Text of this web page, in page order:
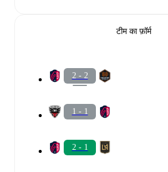
टीम का फ़ॉर्म
2 - 2
1 - 1
2 - 1